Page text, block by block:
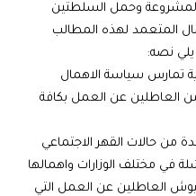
وحمل السلطتين
المتعمد لهذه المطالب
يلي نصه:
تمارس سياسة الاهمال
العاطلين عن العمل بكافة
من حالات القهر الاجتماعي
في مختلف الوزارات واهمالها
العاطلين عن العمل التي